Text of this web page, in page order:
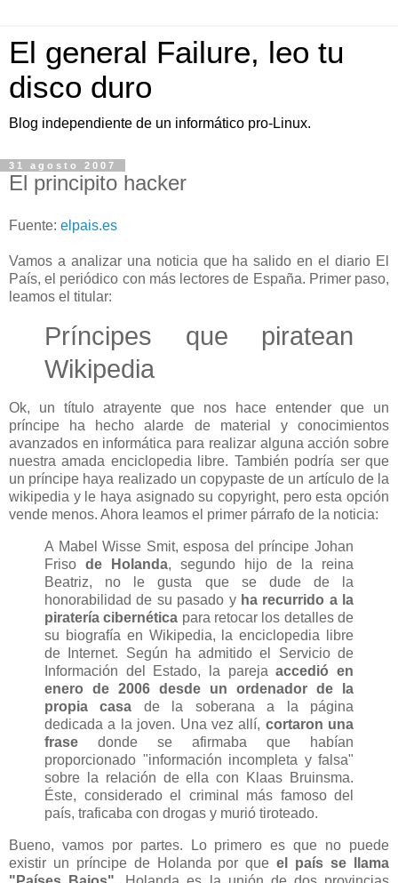
El general Failure, leo tu
disco duro
Blog independiente de un informático pro-Linux.
31 agosto 2007
El principito hacker
Fuente: elpais.es
Vamos a analizar una noticia que ha salido en el diario El
País, el periódico con más lectores de España. Primer paso,
leamos el titular:
Príncipes que piratean
Wikipedia
Ok, un título atrayente que nos hace entender que un
príncipe ha hecho alarde de material y conocimientos
avanzados en informática para realizar alguna acción sobre
nuestra amada enciclopedia libre. También podría ser que
un príncipe haya realizado un copypaste de un artículo de la
wikipedia y le haya asignado su copyright, pero esta opción
vende menos. Ahora leamos el primer párrafo de la noticia:
A Mabel Wisse Smit, esposa del príncipe Johan
Friso de Holanda, segundo hijo de la reina
Beatriz, no le gusta que se dude de la
honorabilidad de su pasado y ha recurrido a la
piratería cibernética para retocar los detalles de
su biografía en Wikipedia, la enciclopedia libre
de Internet. Según ha admitido el Servicio de
Información del Estado, la parejaaccedió en
enero de 2006 desde un ordenador de la
propia casa de la soberana a la página
dedicada a la joven. Una vez allí, cortaron una
frase donde se afirmaba que habían
proporcionado "información incompleta y falsa"
sobre la relación de ella con Klaas Bruinsma.
Éste, considerado el criminal más famoso del
país, traficaba con drogas y murió tiroteado.
Bueno, vamos por partes. Lo primero es que no puede
existir un príncipe de Holanda por que el país se llama